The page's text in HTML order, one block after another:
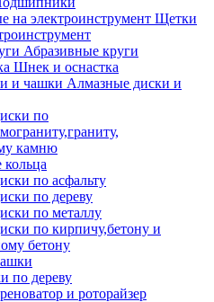
Щетки
Абразивные круги
Шнек и оснастка
Алмазные диски и
по
камню
по асфальту
по дереву
по металлу
по кирпичу,бетону и
бетону
по дереву
и роторайзер